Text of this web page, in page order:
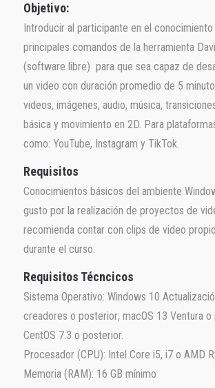
Objetivo:
Introducir al participante en el
principales comandos de la herramienta
(software libre) para que sea capaz de
un video con duración promedio de 5
videos, imágenes, audio, música,
básica y movimiento en 2D. Para
como: YouTube, Instagram y TikTok.
Requisitos
Conocimientos básicos del ambiente
gusto por la realización de proyectos de
recomienda contar con clips de video
durante el curso.
Requisitos Técncicos
Sistema Operativo: Windows 10
creadores o posterior; macOS 13 Ventura
CentOS 7.3 o posterior.
Procesador (CPU): Intel Core i5, i7 o AMD
Memoria (RAM): 16 GB mínimo